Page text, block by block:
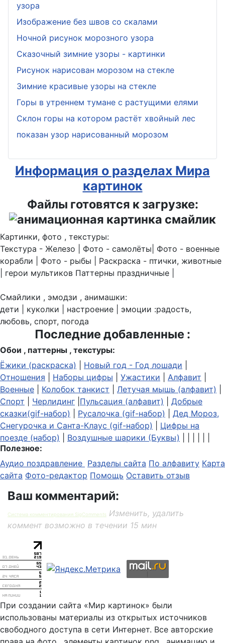
узора
Изображение без швов со скалами
Ночной рисунок морозного узора
Сказочный зимние узоры - картинки
Рисунок нарисован морозом на стекле
Зимние красивые узоры на стекле
Горы в утреннем тумане с растущими елями
Склон горы на котором растёт хвойный лес
показан узор нарисованный морозом
Информация о разделах Мира
картинок
Файлы готовятся к загрузке:
Картинки, фото , текстуры:
Текстура - Железо | Фото - самолёты| Фото - военные
корабли | Фото - рыбы | Раскраска - птички, животные
| герои мультиков Паттерны праздничные |
Смайлики , эмодзи , анимашки:
дети | куколки | настроение | эмоции :радость,
любовь, спорт, погода
Последние добавленные :
Обои , паттерны , текстуры:
Ёжики (раскраска)
Новый год - Год лошади
Отношения
Наборы цифры Ужастики Алфавит
Военные
Колобок танкист Летучая мышь (алфавит)
Спорт
Черлидинг Пульсация (алфавит)
Добрые
сказки(gif-набор)
Русалочка (gif-набор)
Дед Мороз,
Снегурочка и Санта-Клаус (gif-набор)
Цифры на
поезде (набор)
Воздушные шарики (Буквы)
Полезное:
Аудио поздравление Разделы сайта По алфавиту Карта
сайта Фото-редактор Помощь Оставить отзыв
Ваш комментарий:
Система комментирования SigComments
Изменить, удалить
коммент возможно в течении 15 мин
При создании сайта «Мир картинок» были
использованы материалы из открытых источников
свободного доступа в сети Интернет. Все авторские